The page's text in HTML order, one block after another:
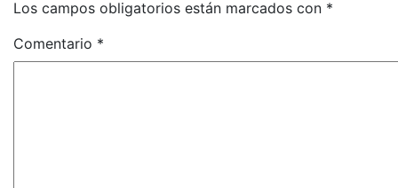
Los campos obligatorios están marcados con *
Comentario *